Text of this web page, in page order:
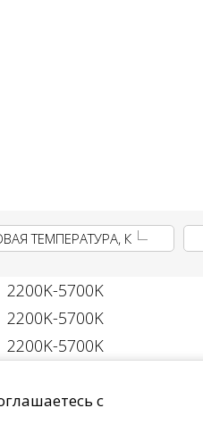
ТЕМПЕРАТУРА, К
2200K-5700K
2200K-5700K
2200K-5700K
с